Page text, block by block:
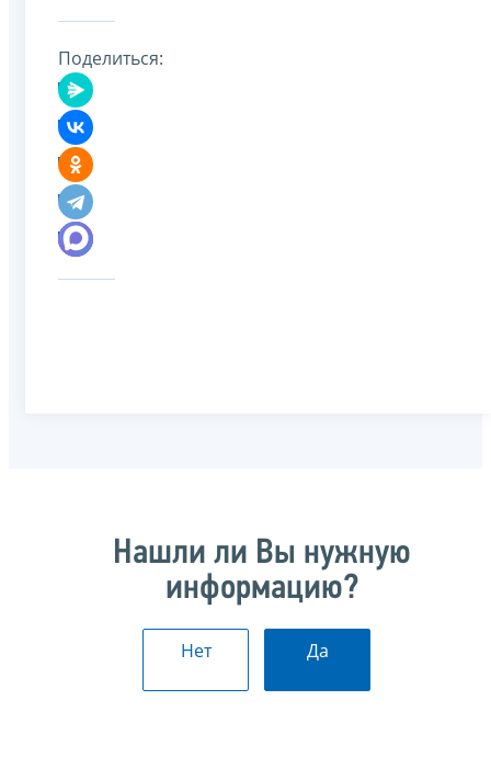
Поделиться:
Нашли ли Вы нужную
информацию?
Нет Да